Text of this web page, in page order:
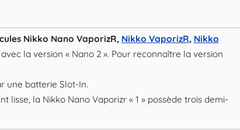
Nikko Nano VaporizR, Nikko VaporizR, Nikko
la version « Nano 2 ». Pour reconnaître la version
une batterie Slot-In.
la Nikko Nano Vaporizr « 1 » possède trois demi-